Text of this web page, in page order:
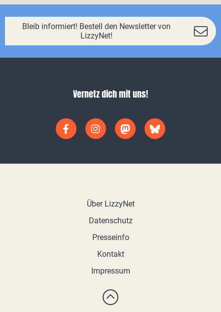
Bleib informiert! Bestell den Newsletter von
LizzyNet!
Vernetz dich mit uns!
Über LizzyNet
Datenschutz
Presseinfo
Kontakt
Impressum